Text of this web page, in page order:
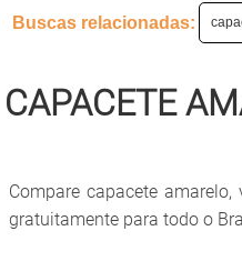
Buscas relacionadas:
CAPACETE
Compare capacete
gratuitamente para todo o